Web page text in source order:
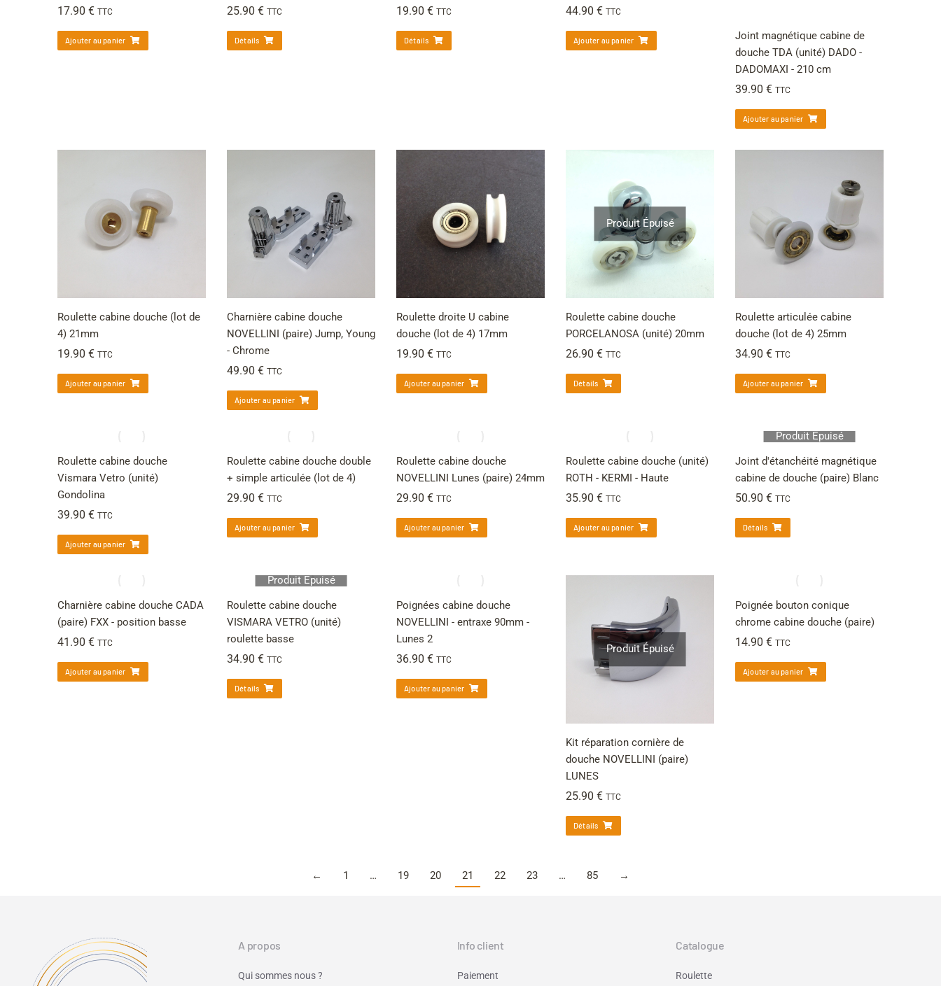
17.90 € TTC
Ajouter au panier
25.90 € TTC
Détails
19.90 € TTC
Détails
44.90 € TTC
Ajouter au panier
Joint magnétique cabine de
douche TDA (unité) DADO -
DADOMAXI - 210 cm
39.90 € TTC
Ajouter au panier
Roulette cabine douche (lot de
4) 21mm
19.90 € TTC
Ajouter au panier
Charnière cabine douche
NOVELLINI (paire) Jump, Young
- Chrome
49.90 € TTC
Ajouter au panier
Roulette droite U cabine
douche (lot de 4) 17mm
19.90 € TTC
Ajouter au panier
Produit Épuisé
Roulette cabine douche
PORCELANOSA (unité) 20mm
26.90 € TTC
Détails
Roulette articulée cabine
douche (lot de 4) 25mm
34.90 € TTC
Ajouter au panier
Roulette cabine douche
Vismara Vetro (unité)
Gondolina
39.90 € TTC
Ajouter au panier
Roulette cabine douche double
+ simple articulée (lot de 4)
29.90 € TTC
Ajouter au panier
Roulette cabine douche
NOVELLINI Lunes (paire) 24mm
29.90 € TTC
Ajouter au panier
Roulette cabine douche (unité)
ROTH - KERMI - Haute
35.90 € TTC
Ajouter au panier
Produit Épuisé
Joint d'étanchéité magnétique
cabine de douche (paire) Blanc
50.90 € TTC
Détails
Charnière cabine douche CADA
(paire) FXX - position basse
41.90 € TTC
Ajouter au panier
Produit Épuisé
Roulette cabine douche
VISMARA VETRO (unité)
roulette basse
34.90 € TTC
Détails
Poignées cabine douche
NOVELLINI - entraxe 90mm -
Lunes 2
36.90 € TTC
Ajouter au panier
Produit Épuisé
Kit réparation cornière de
douche NOVELLINI (paire)
LUNES
25.90 € TTC
Détails
Poignée bouton conique
chrome cabine douche (paire)
14.90 € TTC
Ajouter au panier
← 1 … 19 20 21 22 23 … 85 →
A propos
Qui sommes nous ?
Info client
Paiement
Catalogue
Roulette